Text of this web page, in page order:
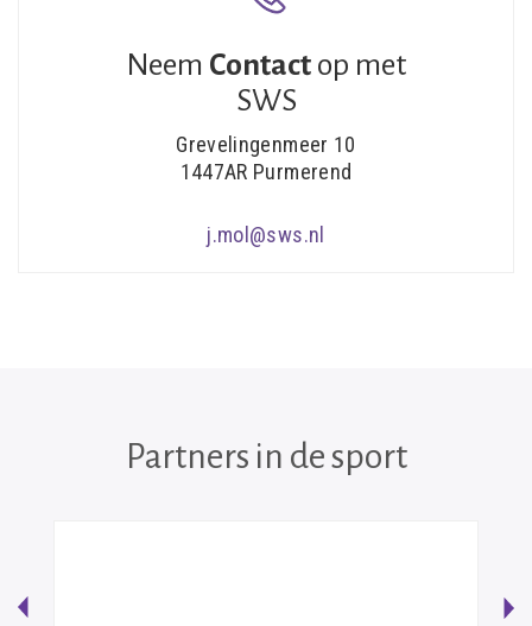
Neem Contact op met
SWS
Grevelingenmeer 10
1447AR Purmerend
j.mol@sws.nl
Partners in de sport